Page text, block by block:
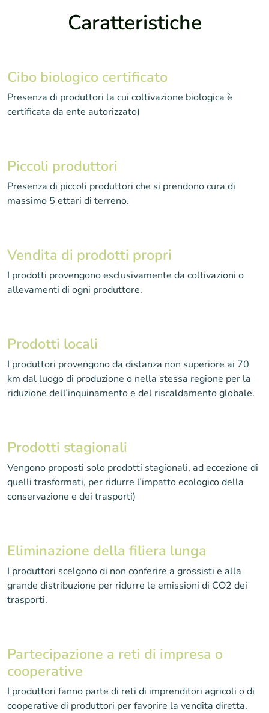
Caratteristiche
Cibo biologico certificato
Presenza di produttori la cui coltivazione biologica è
certificata da ente autorizzato)
Piccoli produttori
Presenza di piccoli produttori che si prendono cura di
massimo 5 ettari di terreno.
Vendita di prodotti propri
I prodotti provengono esclusivamente da coltivazioni o
allevamenti di ogni produttore.
Prodotti locali
I produttori provengono da distanza non superiore ai 70
km dal luogo di produzione o nella stessa regione per la
riduzione dell’inquinamento e del riscaldamento globale.
Prodotti stagionali
Vengono proposti solo prodotti stagionali, ad eccezione di
quelli trasformati, per ridurre l’impatto ecologico della
conservazione e dei trasporti)
Eliminazione della filiera lunga
I produttori scelgono di non conferire a grossisti e alla
grande distribuzione per ridurre le emissioni di CO2 dei
trasporti.
Partecipazione a reti di impresa o
cooperative
I produttori fanno parte di reti di imprenditori agricoli o di
cooperative di produttori per favorire la vendita diretta.